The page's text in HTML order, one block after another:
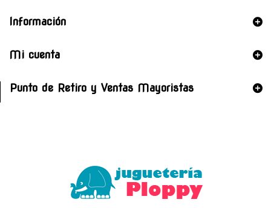
Información
Mi cuenta
Punto de Retiro y Ventas Mayoristas